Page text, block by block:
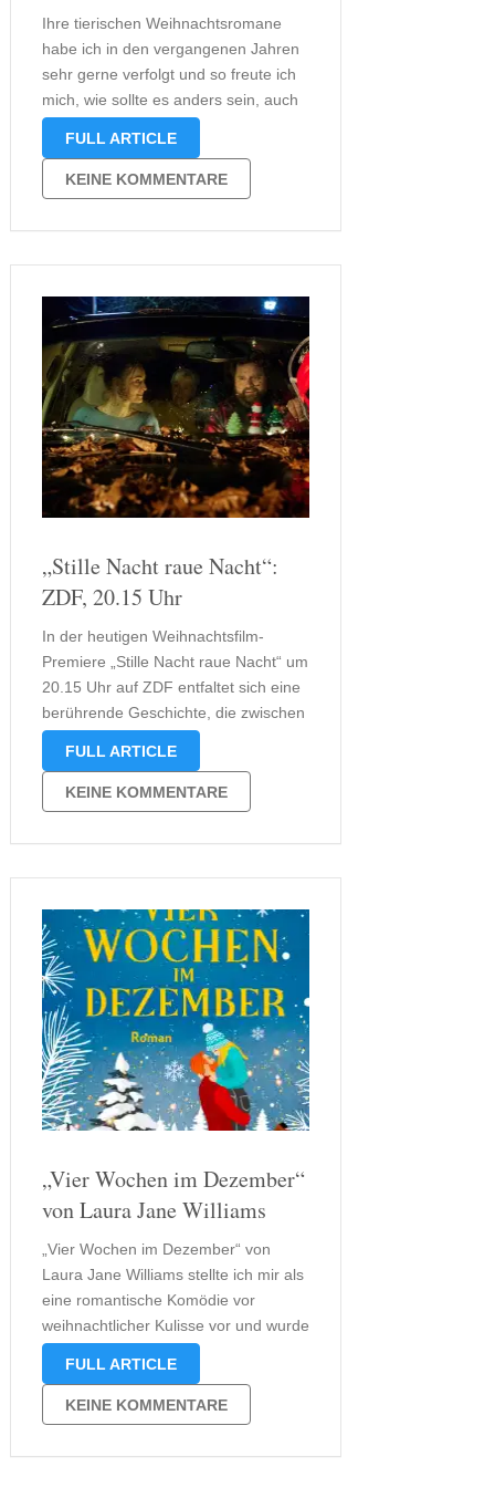
Ihre tierischen Weihnachtsromane
habe ich in den vergangenen Jahren
sehr gerne verfolgt und so freute ich
mich, wie sollte es anders sein, auch
auf „Vier Pfoten und zwei
Dabei war ich durchaus nicht
erstaunt, dass es sich hierbei schon
um den neunten …
FULL ARTICLE
KEINE KOMMENTARE
„Stille Nacht raue Nacht“:
ZDF, 20.15 Uhr
In der heutigen Weihnachtsfilm-
Premiere „Stille Nacht raue Nacht“ um
20.15 Uhr auf ZDF entfaltet sich eine
berührende Geschichte, die zwischen
Wissenschaft und Spiritualität pendelt.
Wintersonnenwende-Party ihrer
Schwester Svea auf den
faszinierenden Mani, der mit seinen
FULL ARTICLE
KEINE KOMMENTARE
„Vier Wochen im Dezember“
von Laura Jane Williams
„Vier Wochen im Dezember“ von
Laura Jane Williams stellte ich mir als
eine romantische Komödie vor
weihnachtlicher Kulisse vor und wurde
auch nicht enttäuscht, sondern vom
überrascht. Was auf den ersten Blick
wie ein Liebesroman wirkt, entwickelt
seine Tiefe durch die
FULL ARTICLE
KEINE KOMMENTARE